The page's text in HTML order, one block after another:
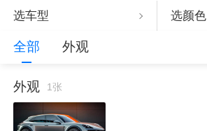
选车型 选颜色
全部 外观
外观 1张